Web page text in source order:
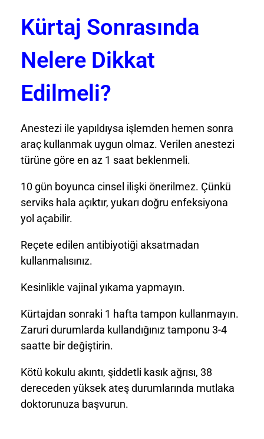
Kürtaj Sonrasında
Nelere Dikkat
Edilmeli?
Anestezi ile yapıldıysa işlemden hemen sonra
araç kullanmak uygun olmaz. Verilen anestezi
türüne göre en az 1 saat beklenmeli.
10 gün boyunca cinsel ilişki önerilmez. Çünkü
serviks hala açıktır, yukarı doğru enfeksiyona
yol açabilir.
Reçete edilen antibiyotiği aksatmadan
kullanmalısınız.
Kesinlikle vajinal yıkama yapmayın.
Kürtajdan sonraki 1 hafta tampon kullanmayın.
Zaruri durumlarda kullandığınız tamponu 3-4
saatte bir değiştirin.
Kötü kokulu akıntı, şiddetli kasık ağrısı, 38
dereceden yüksek ateş durumlarında mutlaka
doktorunuza başvurun.